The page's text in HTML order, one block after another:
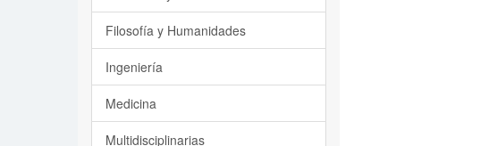
Filosofía y Humanidades
Ingeniería
Medicina
Multidisciplinarias